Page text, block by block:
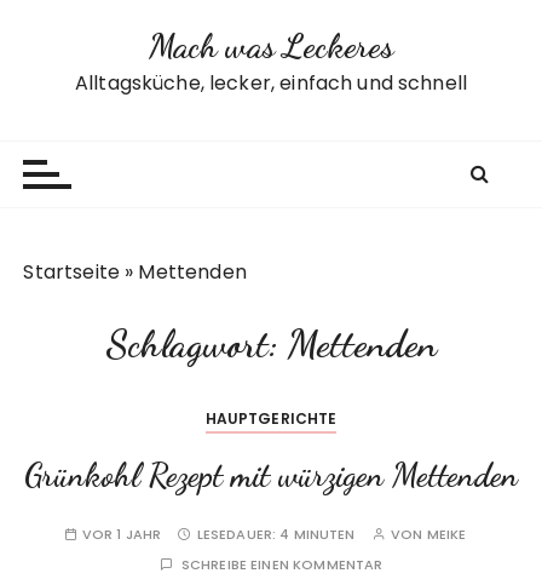
Mach was Leckeres
Alltagsküche, lecker, einfach und schnell
Startseite » Mettenden
Schlagwort: Mettenden
HAUPTGERICHTE
Grünkohl Rezept mit würzigen Mettenden
VOR 1 JAHR LESEDAUER: 4 MINUTEN VON MEIKE
SCHREIBE EINEN KOMMENTAR